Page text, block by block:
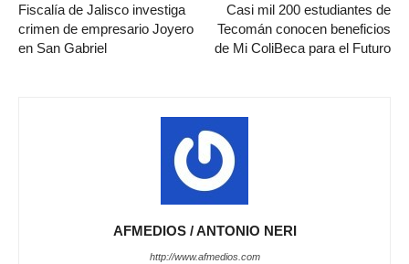
Fiscalía de Jalisco investiga
crimen de empresario Joyero
en San Gabriel
Casi mil 200 estudiantes de
Tecomán conocen beneficios
de Mi ColiBeca para el Futuro
AFMEDIOS / ANTONIO NERI
http://www.afmedios.com